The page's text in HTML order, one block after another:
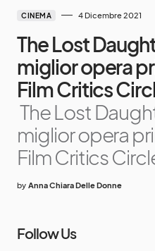
CINEMA 4 Dicembre 2021
The Lost
miglior opera
Film Critics
The Lost
miglior opera
Film Critics
by Anna Chiara Delle Donne
Follow Us